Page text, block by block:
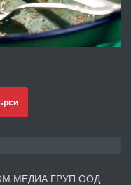
преди 1 година
стъпките на Ангел
МЕДИА ГРУП ООД.